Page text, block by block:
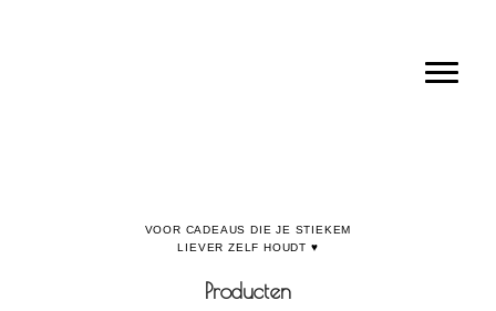
Producten